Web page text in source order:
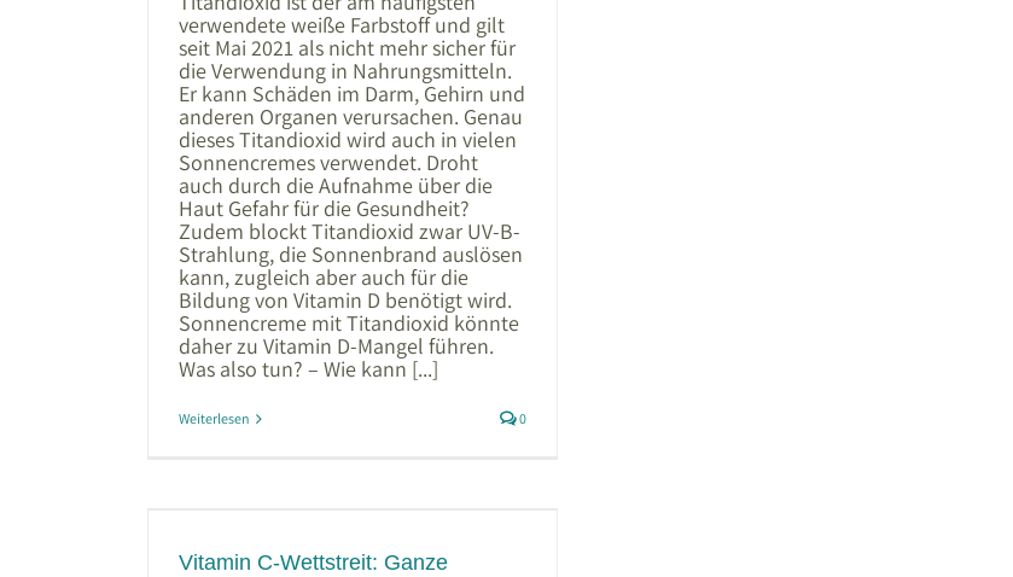
verwendete weiße Farbstoff und gilt
seit Mai 2021 als nicht mehr sicher für
die Verwendung in Nahrungsmitteln.
Er kann Schäden im Darm, Gehirn und
anderen Organen verursachen. Genau
dieses Titandioxid wird auch in vielen
Sonnencremes verwendet. Droht
auch durch die Aufnahme über die
Haut Gefahr für die Gesundheit?
Zudem blockt Titandioxid zwar UV-B-
Strahlung, die Sonnenbrand auslösen
kann, zugleich aber auch für die
Bildung von Vitamin D benötigt wird.
Sonnencreme mit Titandioxid könnte
daher zu Vitamin D-Mangel führen.
Was also tun? – Wie kann [...]
Weiterlesen 0
Vitamin C-Wettstreit: Ganze